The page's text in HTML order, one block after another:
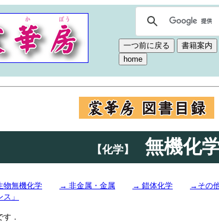
【化学】 無機化
物無機化学 → 非金属・金属 → 錯体化学
→その
」
．